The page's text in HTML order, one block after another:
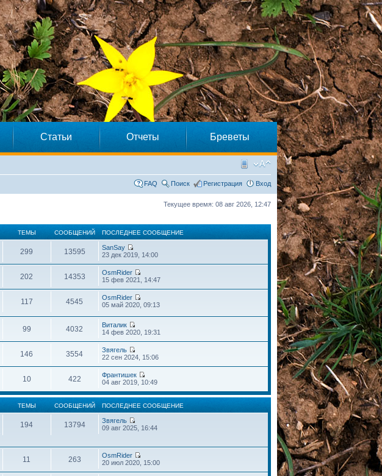
Статьи Отчеты Бреветы
FAQ Поиск Регистрация Вход
Текущее время: 08 авг 2026, 12:47
ТЕМЫ СООБЩЕНИЙ ПОСЛЕДНЕЕ СООБЩЕНИЕ
299 13595
SanSay
23 дек 2019, 14:00
202 14353
OsmRider
15 фев 2021, 14:47
117 4545
OsmRider
05 май 2020, 09:13
99 4032
Виталик
14 фев 2020, 19:31
146 3554
Звягель
22 сен 2024, 15:06
10 422
Франтишек
04 авг 2019, 10:49
ТЕМЫ СООБЩЕНИЙ ПОСЛЕДНЕЕ СООБЩЕНИЕ
194 13794
Звягель
09 авг 2025, 16:44
11 263
OsmRider
20 июл 2020, 15:00